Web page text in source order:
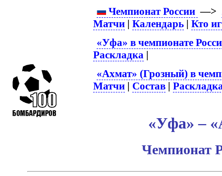
Чемпионат России —>
Матчи |Календарь |Кто
«Уфа» в чемпионате
Раскладка |
«Ахмат» (Грозный) в
Матчи | Состав |
«Уфа» –
Чемпионат